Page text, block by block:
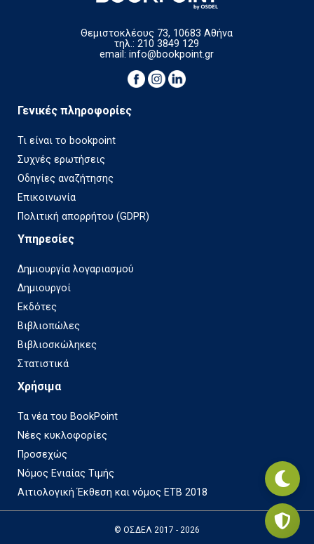
Θεμιστοκλέους 73, 10683 Αθήνα
τηλ.: 210 3849 129
email:info@bookpoint.gr
Γενικές πληροφορίες
Τι είναι το bookpoint
Συχνές ερωτήσεις
Οδηγίες αναζήτησης
Επικοινωνία
Πολιτική απορρήτου (GDPR)
Υπηρεσίες
Δημιουργία λογαριασμού
Δημιουργοί
Εκδότες
Βιβλιοπώλες
Βιβλιοσκώληκες
Στατιστικά
Χρήσιμα
Τα νέα του BookPoint
Νέες κυκλοφορίες
Προσεχώς
Νόμος Ενιαίας Τιμής
Αιτιολογική Έκθεση και νόμος ΕΤΒ 2018
© ΟΣΔΕΛ 2017 - 2026